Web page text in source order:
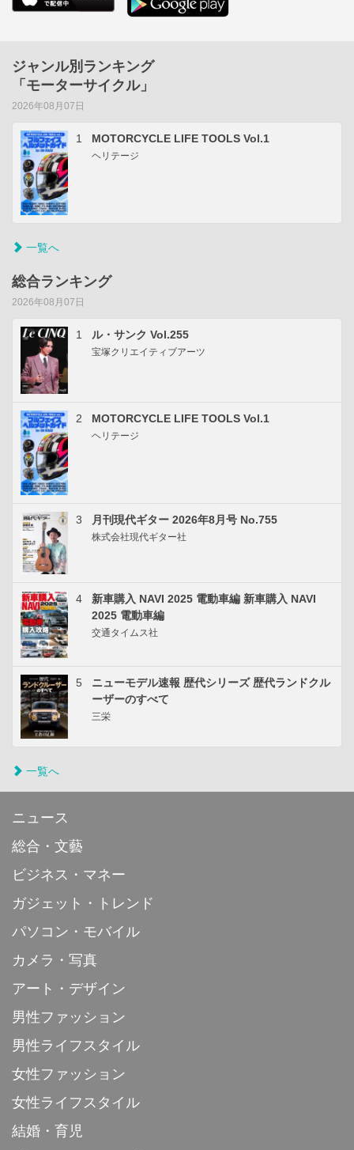
ジャンル別ランキング
「モーターサイクル」
2026年08月07日
1 MOTORCYCLE LIFE TOOLS Vol.1
ヘリテージ
一覧へ
総合ランキング
2026年08月07日
1 ル・サンク Vol.255
宝塚クリエイティブアーツ
2 MOTORCYCLE LIFE TOOLS Vol.1
ヘリテージ
3 月刊現代ギター 2026年8月号 No.755
株式会社現代ギター社
4
新車購入 NAVI 2025 電動車編 新車購入 NAVI
2025 電動車編
交通タイムス社
5
ニューモデル速報 歴代シリーズ 歴代ランドクル
ーザーのすべて
三栄
一覧へ
ニュース
総合・文藝
ビジネス・マネー
ガジェット・トレンド
パソコン・モバイル
カメラ・写真
アート・デザイン
男性ファッション
男性ライフスタイル
女性ファッション
女性ライフスタイル
結婚・育児